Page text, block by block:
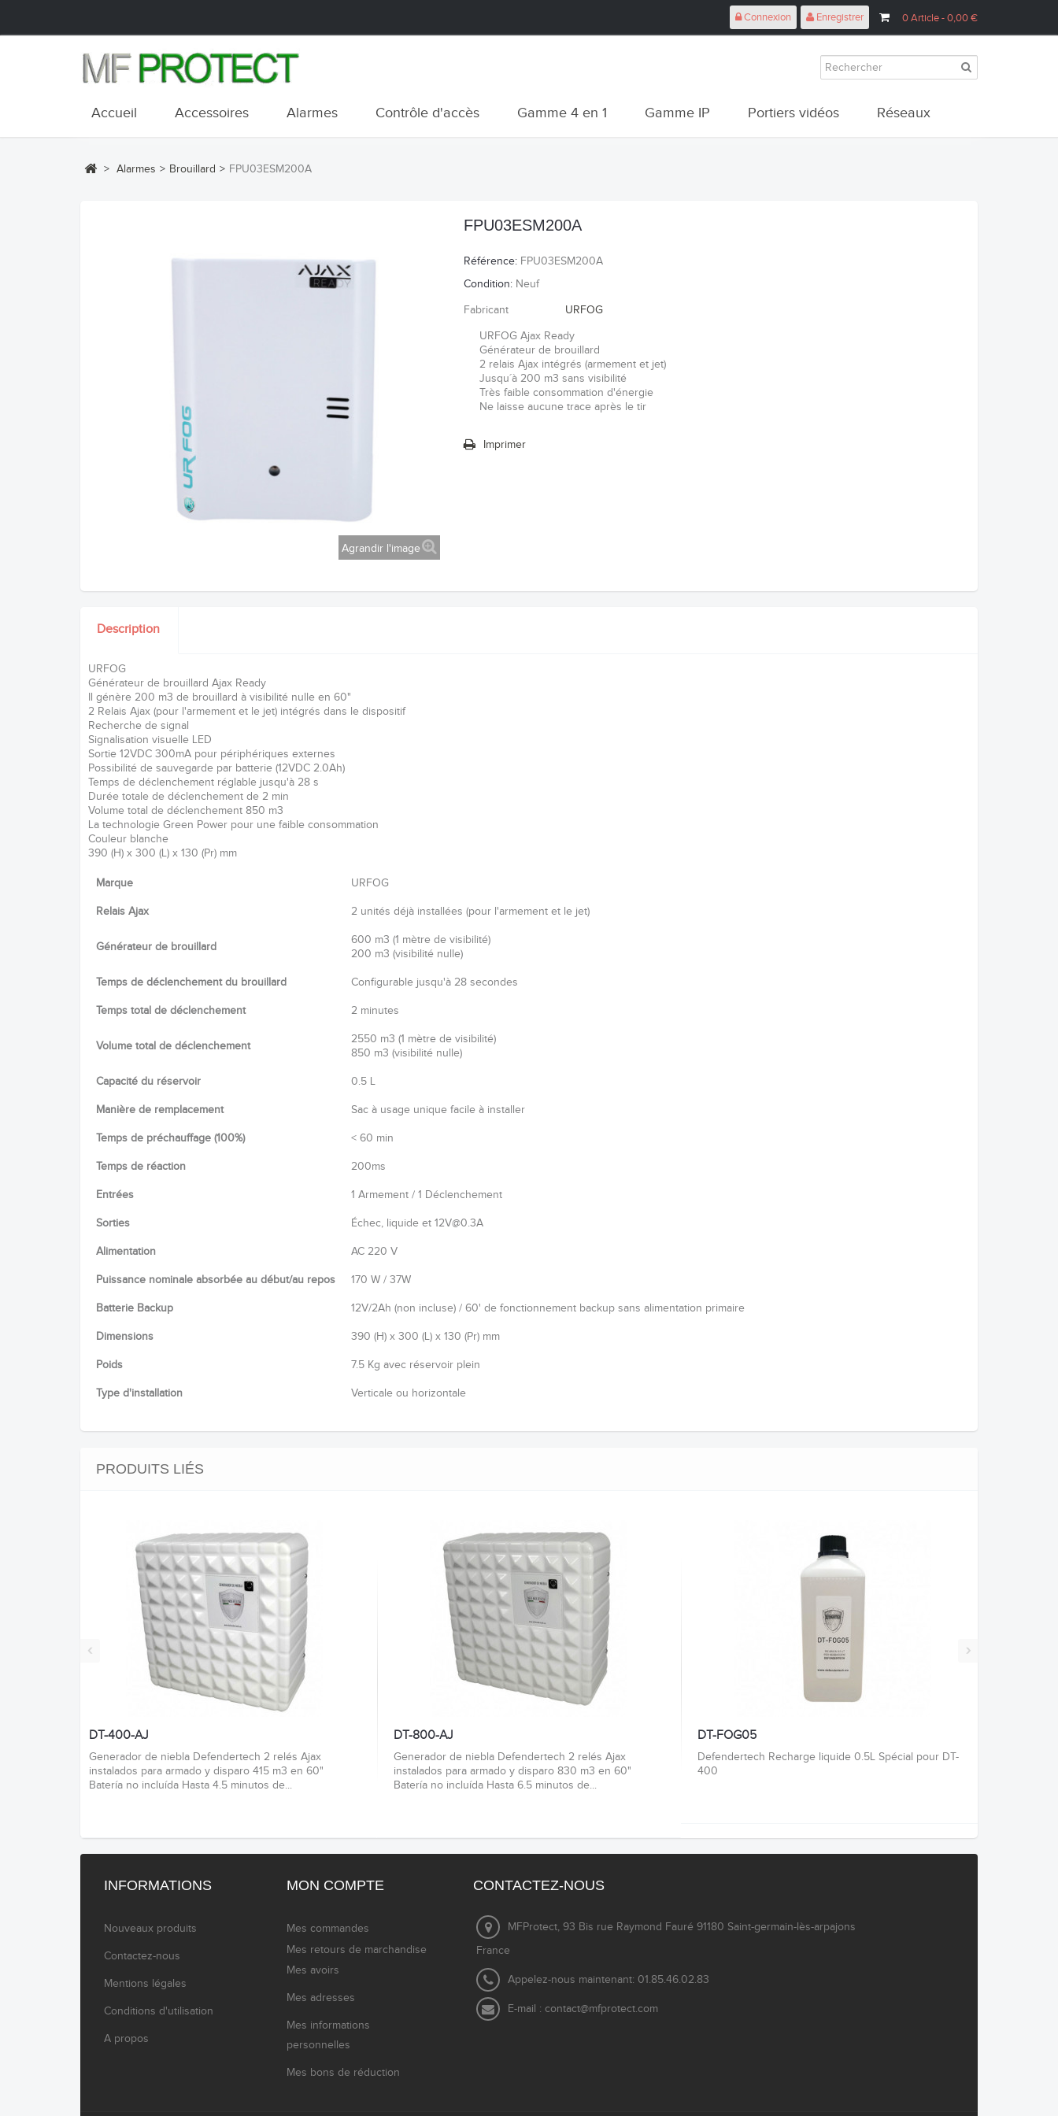
0Article- 0,00 €
Connexion Enregistrer
Accueil Accessoires Alarmes Contrôle d'accès Gamme 4 en 1 Gamme IP Portiers vidéos Réseaux
> Alarmes > Brouillard > FPU03ESM200A
Agrandir l'image
FPU03ESM200A
Référence: FPU03ESM200A
Condition: Neuf
Fabricant URFOG
URFOG Ajax Ready
Générateur de brouillard
2 relais Ajax intégrés (armement et jet)
Jusqu´à 200 m3 sans visibilité
Très faible consommation d'énergie
Ne laisse aucune trace après le tir
Imprimer
Description
URFOG
Générateur de brouillard Ajax Ready
Il génère 200 m3 de brouillard à visibilité nulle en 60"
2 Relais Ajax (pour l'armement et le jet) intégrés dans le dispositif
Recherche de signal
Signalisation visuelle LED
Sortie 12VDC 300mA pour périphériques externes
Possibilité de sauvegarde par batterie (12VDC 2.0Ah)
Temps de déclenchement réglable jusqu'à 28 s
Durée totale de déclenchement de 2 min
Volume total de déclenchement 850 m3
La technologie Green Power pour une faible consommation
Couleur blanche
390 (H) x 300 (L) x 130 (Pr) mm
Marque URFOG
Relais Ajax 2 unités déjà installées (pour l'armement et le jet)
Générateur de brouillard
600 m3 (1 mètre de visibilité)
200 m3 (visibilité nulle)
Temps de déclenchement du brouillard Configurable jusqu'à 28 secondes
Temps total de déclenchement 2 minutes
Volume total de déclenchement
2550 m3 (1 mètre de visibilité)
850 m3 (visibilité nulle)
Capacité du réservoir 0.5 L
Manière de remplacement Sac à usage unique facile à installer
Temps de préchauffage (100%) < 60 min
Temps de réaction 200ms
Entrées 1 Armement / 1 Déclenchement
Sorties Échec, liquide et 12V@0.3A
Alimentation AC 220 V
Puissance nominale absorbée au début/au repos 170 W / 37W
Batterie Backup 12V/2Ah (non incluse) / 60' de fonctionnement backup sans alimentation primaire
Dimensions 390 (H) x 300 (L) x 130 (Pr) mm
Poids 7.5 Kg avec réservoir plein
Type d'installation Verticale ou horizontale
PRODUITS LIÉS
‹ ›
DT-400-AJ
Generador de niebla Defendertech 2 relés Ajax
instalados para armado y disparo 415 m3 en 60"
Batería no incluída Hasta 4.5 minutos de...
DT-800-AJ
Generador de niebla Defendertech 2 relés Ajax
instalados para armado y disparo 830 m3 en 60"
Batería no incluída Hasta 6.5 minutos de...
DT-FOG05
Defendertech Recharge liquide 0.5L Spécial pour DT-
400
INFORMATIONS
Nouveaux produits
Contactez-nous
Mentions légales
Conditions d'utilisation
A propos
MON COMPTE
Mes commandes
Mes retours de marchandise
Mes avoirs
Mes adresses
Mes informations
personnelles
Mes bons de réduction
CONTACTEZ-NOUS
MFProtect, 93 Bis rue Raymond Fauré 91180 Saint-germain-lès-arpajons
France
Appelez-nous maintenant: 01.85.46.02.83
E-mail : contact@mfprotect.com